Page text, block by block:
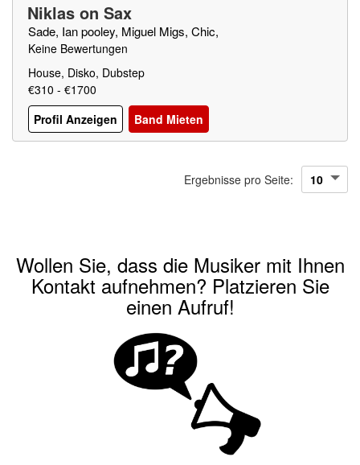
Niklas on Sax
Sade, Ian pooley, Miguel Migs, Chic,
Keine Bewertungen
House, Disko, Dubstep
€310 - €1700
Profil Anzeigen
Band Mieten
Ergebnisse pro Seite:
Wollen Sie, dass die Musiker mit Ihnen
Kontakt aufnehmen? Platzieren Sie
einen Aufruf!